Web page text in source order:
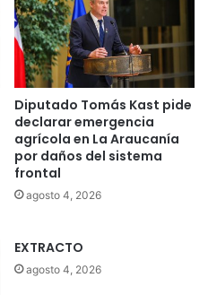
Diputado Tomás Kast pide
declarar emergencia
agrícola en La Araucanía
por daños del sistema
frontal
agosto 4, 2026
EXTRACTO
agosto 4, 2026